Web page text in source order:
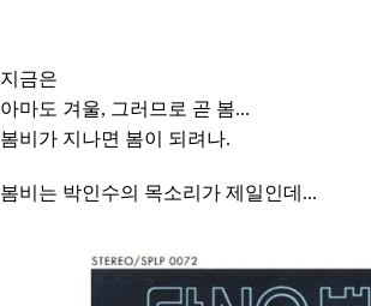
지금은
아마도 겨울, 그러므로 곧 봄...
봄비가 지나면 봄이 되려나.
봄비는 박인수의 목소리가 제일인데...